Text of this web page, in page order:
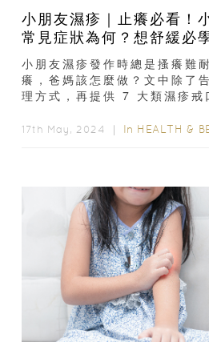
小朋友濕疹｜止癢必看！
常見症狀為何？想舒緩必
小朋友濕疹發作時總是搔癢難
癢，爸媽該怎麼做？文中除了
理方式，再提供 7 大類濕疹戒
現異常有關...
17th May, 2024 ｜ In HEALTH &